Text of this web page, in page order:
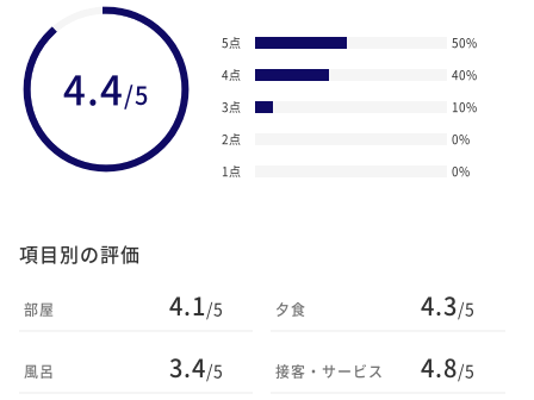
4.4/5
5点 50%
4点
40%
3点
10%
2点
0%
1点
0%
項目別の評価
部屋 4.1/5
風呂 3.4/5
夕食 4.3/5
接客・サービス 4.8/5